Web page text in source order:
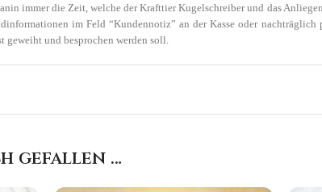
immer die Zeit, welche der Krafttier Kugelschreiber und das
im Feld “Kundennotiz” an der Kasse oder
geweiht und besprochen werden soll.
gefallen …